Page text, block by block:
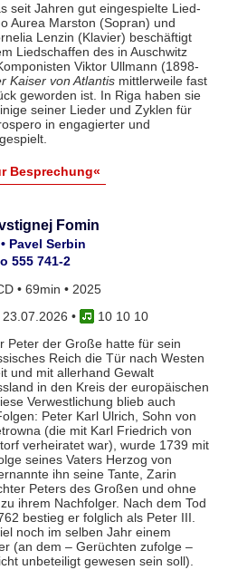
seit Jahren gut eingespielte Lied-
Aurea Marston (Sopran) und
Lenzin (Klavier) beschäftigt
Liedschaffen des in Auschwitz
Viktor Ullmann (1898-
Kaiser von Atlantismittlerweile fast
geworden ist. In Riga haben sie
seiner Lieder und Zyklen für
in engagierter und
Besprechung«
Fomin
Pavel Serbin
555 741-2
• 69min • 2025
23.07.2026 •
10 10 10
Peter der Große hatte für sein
Reich die Tür nach Westen
und mit allerhand Gewalt
in den Kreis der europäischen
Verwestlichung blieb auch
Peter Karl Ulrich, Sohn von
(die mit Karl Friedrich von
verheiratet war), wurde 1739 mit
seines Vaters Herzog von
ihn seine Tante, Zarin
Peters des Großen und ohne
ihrem Nachfolger. Nach dem Tod
bestieg er folglich als Peter III.
noch im selben Jahr einem
(an dem – Gerüchten zufolge –
unbeteiligt gewesen sein soll).